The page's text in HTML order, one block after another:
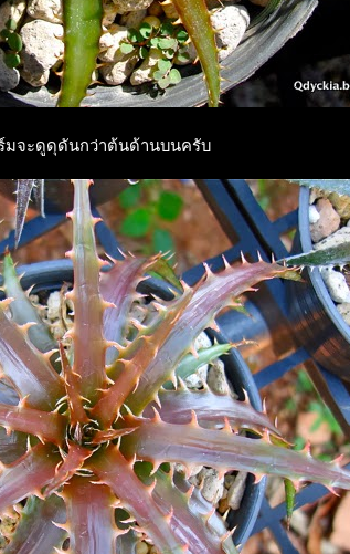
ร์มจะดูดุดันกว่าต้นด้านบนครับ